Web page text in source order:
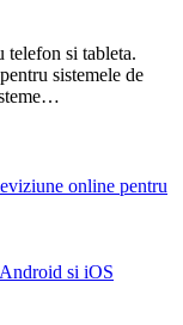
telefon si tableta.
sistemele de
online pentru
si iOS